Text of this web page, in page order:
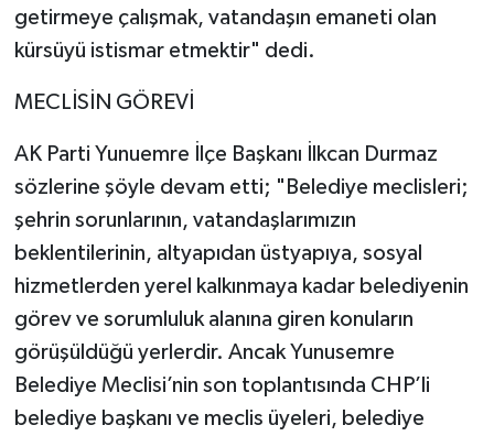
getirmeye çalışmak, vatandaşın emaneti olan
kürsüyü istismar etmektir" dedi.
MECLİSİN GÖREVİ
AK Parti Yunuemre İlçe Başkanı İlkcan Durmaz
sözlerine şöyle devam etti; "Belediye meclisleri;
şehrin sorunlarının, vatandaşlarımızın
beklentilerinin, altyapıdan üstyapıya, sosyal
hizmetlerden yerel kalkınmaya kadar belediyenin
görev ve sorumluluk alanına giren konuların
görüşüldüğü yerlerdir. Ancak Yunusemre
Belediye Meclisi’nin son toplantısında CHP’li
belediye başkanı ve meclis üyeleri, belediye